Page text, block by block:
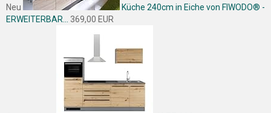
Neu
Küche 240cm in Eiche von FIWODO® -
ERWEITERBAR...
369,00 EUR